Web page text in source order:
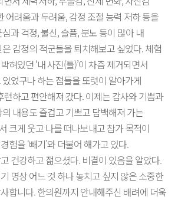
어려움과 두려움, 감정 조절 능력 저하 등을
과 걱정, 불신, 슬픔, 분노 등이 많아 내
감정의 적군들을 퇴치해보고 싶었다. 체험
혀있던 ‘내 사진(틀)’이 차츰 제거되면서
었구나 하는 점들을 또렷이 알아가게
련하고 편안해져 갔다. 이제는 감사와 기쁨과
내용도 즐겁고 기쁘고 담백해져 가는
크게 웃고 나를 떠나보내고 참가 목적이
험을 ‘빼기’와 더불어 해가고 있다.
건강하고 젊으셨다. 비결이 있음을 알았다.
명상 어느 것 하나 놓치고 싶지 않은 소중한
합니다. 한의원까지 안내해주신 배려에 더욱